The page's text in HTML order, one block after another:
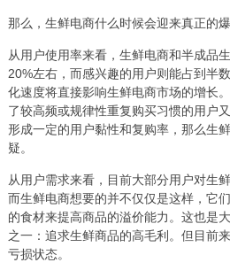
那么，生鲜电商什么时候会迎来真正的
从用户使用率来看，生鲜电商和半成品
20%左右，而感兴趣的用户则能占到半
化速度将直接影响生鲜电商市场的增长
了较高频或规律性重复购买习惯的用户
形成一定的用户黏性和复购率，那么生
疑。
从用户需求来看，目前大部分用户对生
而生鲜电商想要的并不仅仅是这样，它
的食材来提高商品的溢价能力。这也是
之一：追求生鲜商品的高毛利。但目前
亏损状态。